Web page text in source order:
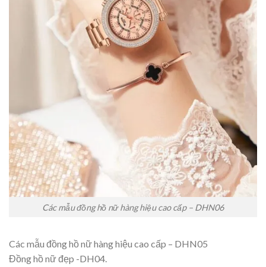
Các mẫu đồng hồ nữ hàng hiệu cao cấp – DHN06
Các mẫu đồng hồ nữ hàng hiệu cao cấp – DHN05
Đồng hồ nữ đẹp -DH04.